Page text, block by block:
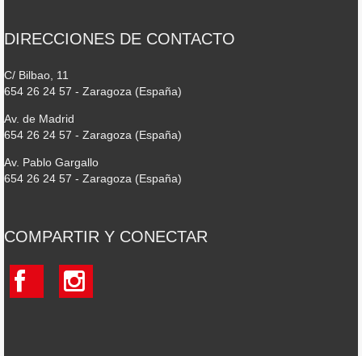
DIRECCIONES DE CONTACTO
C/ Bilbao, 11
654 26 24 57 - Zaragoza (España)
Av. de Madrid
654 26 24 57 - Zaragoza (España)
Av. Pablo Gargallo
654 26 24 57 - Zaragoza (España)
COMPARTIR Y CONECTAR